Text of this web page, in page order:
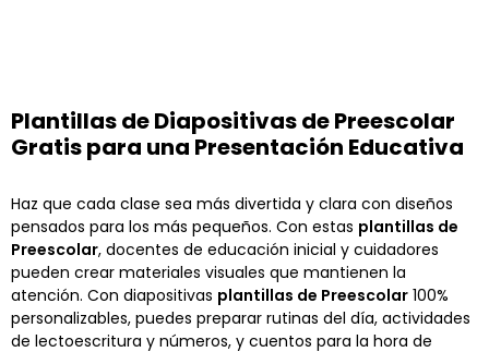
Plantillas de Diapositivas de Preescolar
Gratis para una Presentación Educativa
Haz que cada clase sea más divertida y clara con diseños
pensados para los más pequeños. Con estas plantillas de
Preescolar, docentes de educación inicial y cuidadores
pueden crear materiales visuales que mantienen la
atención. Con diapositivas plantillas de Preescolar 100%
personalizables, puedes preparar rutinas del día, actividades
de lectoescritura y números, y cuentos para la hora de